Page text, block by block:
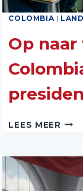
COLOMBIA | LAND
Op
LEES MEEROP
IN